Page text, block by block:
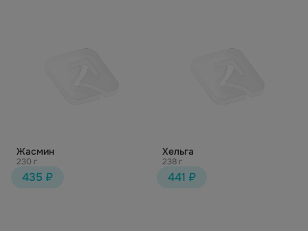
Жасмин
230 г
435 ₽
Хельга
238 г
441 ₽